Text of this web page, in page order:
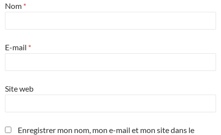
Nom *
E-mail *
Site web
Enregistrer mon nom, mon e-mail et mon site dans le